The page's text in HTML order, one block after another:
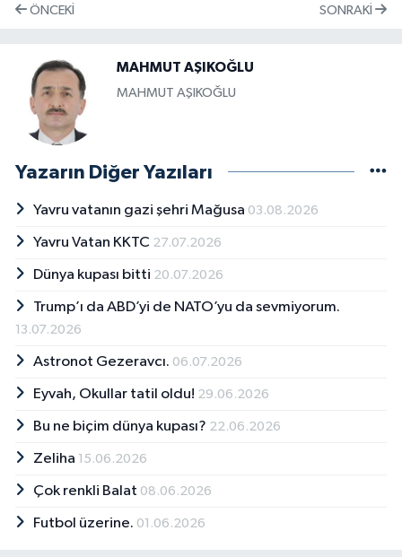
ÖNCEKI SONRAKI
MAHMUT AŞIKOĞLU
MAHMUT AŞIKOĞLU
Yazarın Diğer Yazıları
Yavru vatanın gazi şehri Mağusa 03.08.2026
Yavru Vatan KKTC 27.07.2026
Dünya kupası bitti 20.07.2026
Trump’ı da ABD’yi de NATO’yu da sevmiyorum.
13.07.2026
Astronot Gezeravcı. 06.07.2026
Eyvah, Okullar tatil oldu! 29.06.2026
Bu ne biçim dünya kupası? 22.06.2026
Zeliha 15.06.2026
Çok renkli Balat 08.06.2026
Futbol üzerine. 01.06.2026